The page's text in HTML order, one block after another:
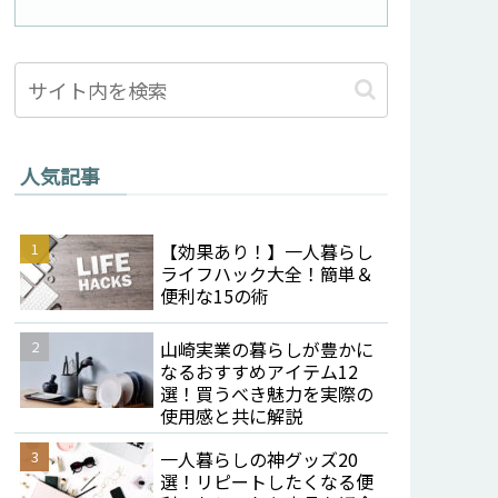
人気記事
【効果あり！】一人暮らし
ライフハック大全！簡単＆
便利な15の術
山崎実業の暮らしが豊かに
なるおすすめアイテム12
選！買うべき魅力を実際の
使用感と共に解説
一人暮らしの神グッズ20
選！リピートしたくなる便